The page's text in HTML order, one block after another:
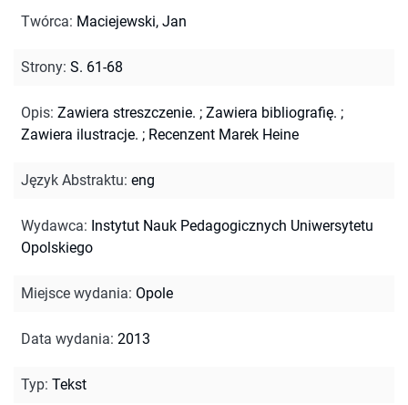
Twórca: Maciejewski, Jan
Strony: S. 61-68
Opis: Zawiera streszczenie. ; Zawiera bibliografię. ;
Zawiera ilustracje. ; Recenzent Marek Heine
Język Abstraktu: eng
Wydawca: Instytut Nauk Pedagogicznych Uniwersytetu
Opolskiego
Miejsce wydania: Opole
Data wydania: 2013
Typ: Tekst